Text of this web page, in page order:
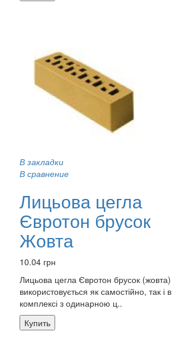
В закладки
В сравнение
Лицьова цегла
Євротон брусок
Жовта
10.04 грн
Лицьова цегла Євротон брусок (жовта)
використовується як самостійно, так і в
комплексі з одинарною ц..
Купить